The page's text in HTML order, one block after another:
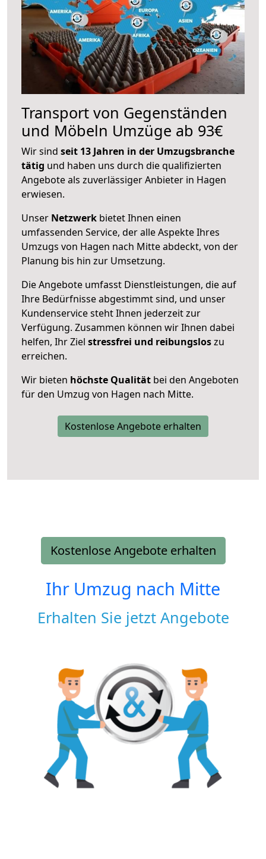
Transport von Gegenständen
und Möbeln Umzüge ab 93€
Wir sind seit 13 Jahren in der Umzugsbranche
tätig und haben uns durch die qualifizierten
Angebote als zuverlässiger Anbieter in Hagen
erwiesen.
Unser Netzwerk bietet Ihnen einen
umfassenden Service, der alle Aspekte Ihres
Umzugs von Hagen nach Mitte abdeckt, von der
Planung bis hin zur Umsetzung.
Die Angebote umfasst Dienstleistungen, die auf
Ihre Bedürfnisse abgestimmt sind, und unser
Kundenservice steht Ihnen jederzeit zur
Verfügung. Zusammen können wir Ihnen dabei
helfen, Ihr Ziel stressfrei und reibungsloszu
erreichen.
Wir bieten höchste Qualität bei den Angeboten
für den Umzug von Hagen nach Mitte.
Kostenlose Angebote erhalten
Kostenlose Angebote erhalten
Ihr Umzug nach Mitte
Erhalten Sie jetzt Angebote